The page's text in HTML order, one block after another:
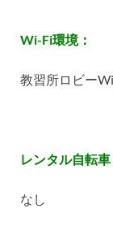
Wi-Fi環境：
教習所ロビー
レンタル自転車
なし